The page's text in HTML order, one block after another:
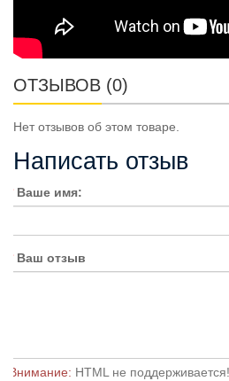
ОТЗЫВОВ (0)
Нет отзывов об этом товаре.
Написать отзыв
Ваше имя:
Ваш отзыв
Внимание: HTML не